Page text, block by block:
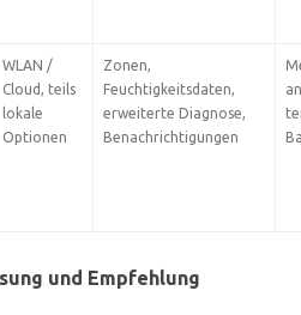
WLAN /
Cloud, teils
lokale
Optionen
Zonen,
Feuchtigkeitsdaten,
erweiterte Diagnose,
Benachrichtigungen
und Empfehlung